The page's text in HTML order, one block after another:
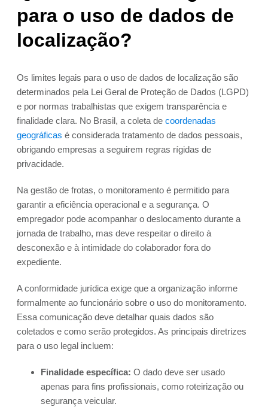
para o uso de dados de
localização?
Os limites legais para o uso de dados de localização são
determinados pela Lei Geral de Proteção de Dados (LGPD)
e por normas trabalhistas que exigem transparência e
finalidade clara. No Brasil, a coleta de coordenadas
geográficas é considerada tratamento de dados pessoais,
obrigando empresas a seguirem regras rígidas de
privacidade.
Na gestão de frotas, o monitoramento é permitido para
garantir a eficiência operacional e a segurança. O
empregador pode acompanhar o deslocamento durante a
jornada de trabalho, mas deve respeitar o direito à
desconexão e à intimidade do colaborador fora do
expediente.
A conformidade jurídica exige que a organização informe
formalmente ao funcionário sobre o uso do monitoramento.
Essa comunicação deve detalhar quais dados são
coletados e como serão protegidos. As principais diretrizes
para o uso legal incluem:
Finalidade específica: O dado deve ser usado
apenas para fins profissionais, como roteirização ou
segurança veicular.